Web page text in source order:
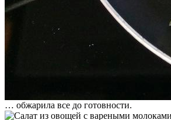
… обжарила все до готовности.